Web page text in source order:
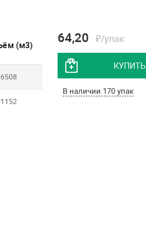
(м3) 64,20 ₽/упак
КУПИТЬ
В наличии 170 упак